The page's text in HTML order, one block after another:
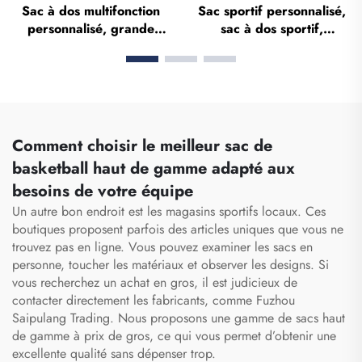
Sac à dos multifonction
personnalisé, grande
compartiment dédié aux
extérieur
Sac sportif personnalisé,
sac à dos sportif,
dos de voyage et de
et de basketball
Comment choisir le meilleur sac de
basketball haut de gamme adapté aux
besoins de votre équipe
Un autre bon endroit est les magasins sportifs locaux. Ces
boutiques proposent parfois des articles uniques que vous ne
trouvez pas en ligne. Vous pouvez examiner les sacs en
personne, toucher les matériaux et observer les designs. Si
vous recherchez un achat en gros, il est judicieux de
contacter directement les fabricants, comme Fuzhou
Saipulang Trading. Nous proposons une gamme de sacs haut
de gamme à prix de gros, ce qui vous permet d’obtenir une
excellente qualité sans dépenser trop.